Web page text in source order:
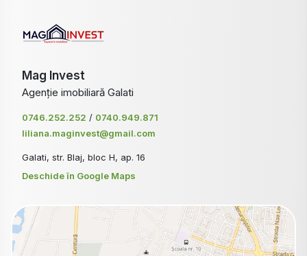
Mag Invest
Agenție imobiliară Galati
0746.252.252 / 0740.949.871
liliana.maginvest@gmail.com
Galati, str. Blaj, bloc H, ap. 16
Deschide în Google Maps